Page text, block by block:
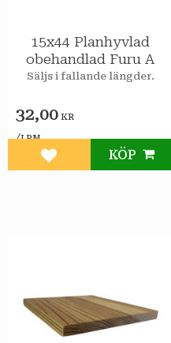
15x44 Planhyvlad
obehandlad Furu A
Säljs i fallande längder.
32,00 KR
/LPM
Lägg till i favoriter
KÖP